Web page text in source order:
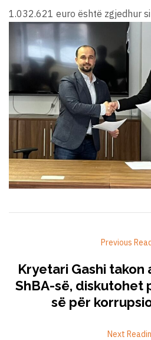
1.032.621 euro është zgjedhur
Previous
Kryetari Gashi takon
ShBA-së, diskutohet
së për
Next